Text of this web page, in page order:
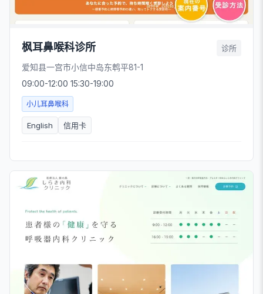
枫耳鼻喉科诊所 诊所
爱知县一宫市小信中岛东鹎平81-1
09:00-12:00 15:30-19:00
小儿耳鼻喉科
English 信用卡